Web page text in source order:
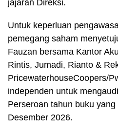
jajaran Direksi.
Untuk keperluan
pemegang saham
Fauzan bersama Kantor
Rintis, Jumadi, Rianto &
PricewaterhouseCoopers/
independen untuk
Perseroan tahun buku
Desember 2026.